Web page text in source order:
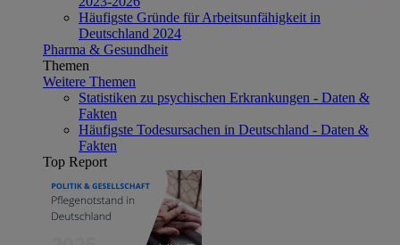
Häufigste Gründe für Arbeitsunfähigkeit in
Deutschland 2024
Pharma & Gesundheit
Themen
Weitere Themen
Statistiken zu psychischen Erkrankungen - Daten &
Fakten
Häufigste Todesursachen in Deutschland - Daten &
Fakten
Top Report